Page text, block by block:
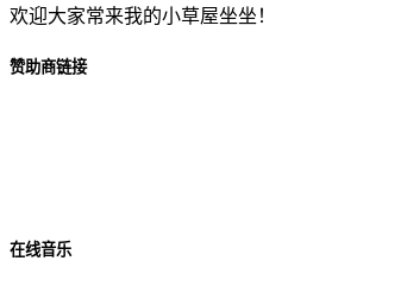
欢迎大家常来我的小草屋坐坐！
赞助商链接
在线音乐